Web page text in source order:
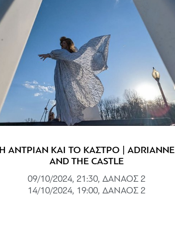
Η ΑΝΤΡΙΑΝ ΚΑΙ ΤΟ ΚΑΣΤΡΟ | ADRIANNE
AND THE CASTLE
09/10/2024, 21:30, ΔΑΝΑΟΣ 2
14/10/2024, 19:00, ΔΑΝΑΟΣ 2